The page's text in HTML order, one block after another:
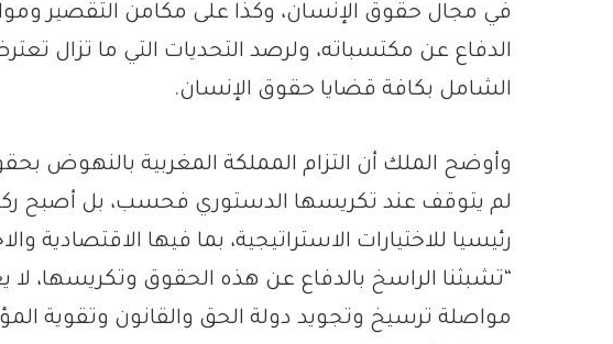
في مجال حقوق الإنسان، وكذا على مكامن التقصير
الدفاع عن مكتسباته، ولرصد التحديات التي ما تزال
الشامل بكافة قضايا حقوق الإنسان.
وأوضح الملك أن التزام المملكة المغربية بالنهوض
لم يتوقف عند تكريسها الدستوري فحسب، بل أصبح
رئيسيا للاختيارات الاستراتيجية، بما فيها الاقتصادية
“تشبثنا الراسخ بالدفاع عن هذه الحقوق وتكريسها، لا
مواصلة ترسيخ وتجويد دولة الحق والقانون وتقوية